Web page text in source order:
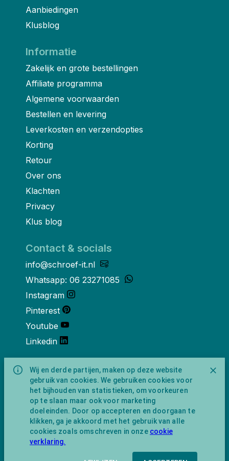
Wij en derde partijen, maken op deze website
gebruik van cookies. We gebruiken cookies voor
het bijhouden van statistieken, om voorkeuren
op te slaan maar ook voor marketing
doeleinden. Door op accepteren en doorgaan te
klikken, ga je akkoord met het gebruik van alle
cookies zoals omschreven in onze cookie
verklaring.
Aanbiedingen
Klusblog
Informatie
Zakelijk en grote bestellingen
Affiliate programma
Algemene voorwaarden
Bestellen en levering
Leverkosten en verzendopties
Korting
Retour
Over ons
Klachten
Privacy
Klus blog
Contact & socials
info@schroef-it.nl
Whatsapp: 06 23271085
Instagram
Pinterest
Youtube
Linkedin
Over ons
Schroef-it is een handelsnaam van
NewFeather B.V. geregisteerd onder KVK
nummer 91702593 met BTW-
identificatienummer NL865743009B01.
Postadres Amsterdamseweg 91 1422 AC
Uithoorn (geen bezoekadres).